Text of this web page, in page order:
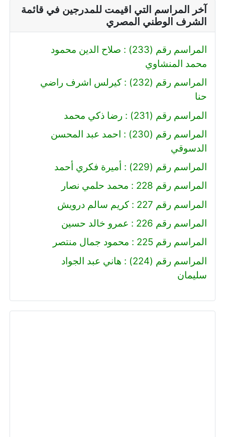
آخر المراسم التي اقيمت للمدرجين في قائمة
الشرف الوطني المصري
المراسم رقم (233) : صلاح الدين محمود
محمد المنشاوي
المراسم رقم (232) : كيرلس اشرف راضي
حنا
المراسم رقم (231) : رضا ذكي محمد
المراسم رقم (230) : احمد عبد المحسن
الدسوقي
المراسم رقم (229) : أميرة فكري أحمد
المراسم رقم 228 : محمد حلمي نصار
المراسم رقم 227 : كريم سالم درويش
المراسم رقم 226 : عمرو خالد حسين
المراسم رقم 225 : محمود جمال منتصر
المراسم رقم (224) : هاني عبد الجواد
سليمان